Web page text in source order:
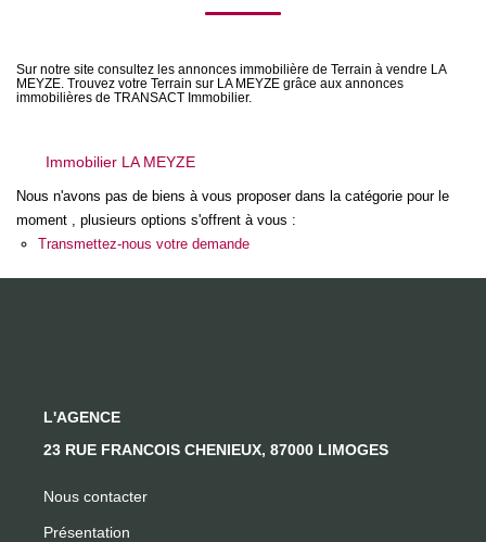
NOTRE AGENCE
Nos Actualités
CONTACT
Créer une alerte
Sur notre site consultez les annonces immobilière de Terrain à vendre LA
MEYZE. Trouvez votre Terrain sur LA MEYZE grâce aux annonces
immobilières de TRANSACT Immobilier.
Immobilier LA MEYZE
Nous n'avons pas de biens à vous proposer dans la catégorie pour le
moment , plusieurs options s'offrent à vous :
Transmettez-nous votre demande
L'AGENCE
23 RUE FRANCOIS CHENIEUX, 87000 LIMOGES
Nous contacter
Présentation